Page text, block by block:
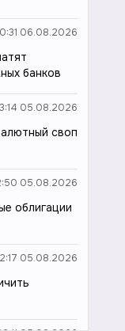
06.08.2026
банков
05.08.2026
своп
05.08.2026
облигации
05.08.2026